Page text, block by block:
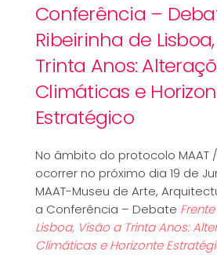
Conferência –
Ribeirinha de
Trinta Anos:
Climáticas e
Estratégico
No âmbito do protocolo MAAT /
ocorrer no próximo dia 19 de
MAAT-Museu de Arte,
a Conferência – Debate
Lisboa, Visão a Trinta Anos:
Climáticas e Horizonte